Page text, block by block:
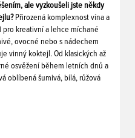
ale vyzkoušeli jste někdy
Přirozená komplexnost vína a
pro kreativní a lehce míchané
ovocné nebo s nádechem
vinný koktejl. Od klasických až
osvěžení během letních dnů a
oblíbená šumivá, bílá, růžová